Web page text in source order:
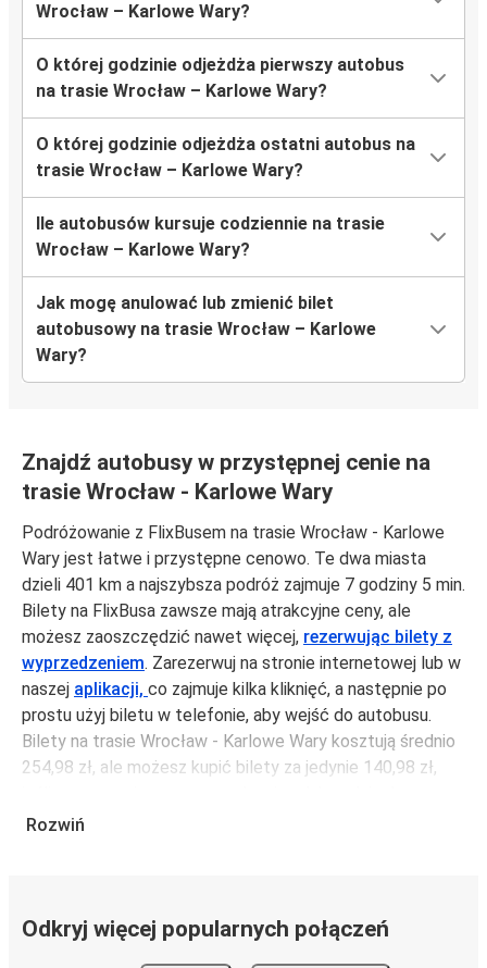
Wrocław – Karlowe Wary?
O której godzinie odjeżdża pierwszy autobus
na trasie Wrocław – Karlowe Wary?
O której godzinie odjeżdża ostatni autobus na
trasie Wrocław – Karlowe Wary?
Ile autobusów kursuje codziennie na trasie
Wrocław – Karlowe Wary?
Jak mogę anulować lub zmienić bilet
autobusowy na trasie Wrocław – Karlowe
Wary?
Znajdź autobusy w przystępnej cenie na
trasie Wrocław - Karlowe Wary
Podróżowanie z FlixBusem na trasie Wrocław - Karlowe
Wary jest łatwe i przystępne cenowo. Te dwa miasta
dzieli 401 km a najszybsza podróż zajmuje 7 godziny 5 min.
Bilety na FlixBusa zawsze mają atrakcyjne ceny, ale
możesz zaoszczędzić nawet więcej, rezerwując bilety z
wyprzedzeniem. Zarezerwuj na stronie internetowej lub w
naszej aplikacji, co zajmuje kilka kliknięć, a następnie po
prostu użyj biletu w telefonie, aby wejść do autobusu.
Bilety na trasie Wrocław - Karlowe Wary kosztują średnio
254,98 zł, ale możesz kupić bilety za jedynie 140,98 zł,
unikając weekendów i świąt. Aby podróżować szybko,
Rozwiń
Odkryj więcej popularnych połączeń